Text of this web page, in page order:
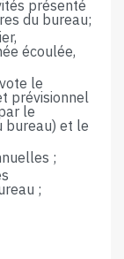
présenté
du bureau​;
écoulée,
le
prévisionnel
le
et​ ​le​
​;
​;